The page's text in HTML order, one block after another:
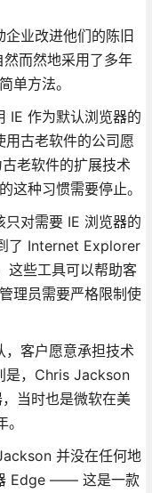
业改进他们的陈旧
而然地采用了多年
单方法。
IE 作为默认浏览器的
古老软件的公司愿
老软件的扩展技术
这种习惯需要停止。
对需要 IE 浏览器的
了 Internet Explorer
这些工具可以帮助客
理员需要严格限制使
客户愿意承担技术
是，Chris Jackson
当时也是微软在美
并没在任何地
Edge —— 这是一款